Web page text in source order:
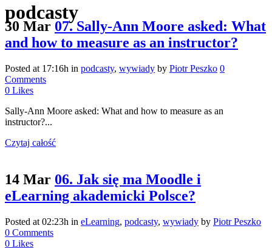
podcasty
30 Mar 07. Sally-Ann Moore asked: What
and how to measure as an instructor?
Posted at 17:16h in podcasty, wywiady by Piotr Peszko 0
Comments
0 Likes
Sally-Ann Moore asked: What and how to measure as an
instructor?...
Czytaj całość
14 Mar 06. Jak się ma Moodle i
eLearning akademicki Polsce?
Posted at 02:23h in eLearning, podcasty, wywiady by Piotr Peszko
0 Comments
0 Likes